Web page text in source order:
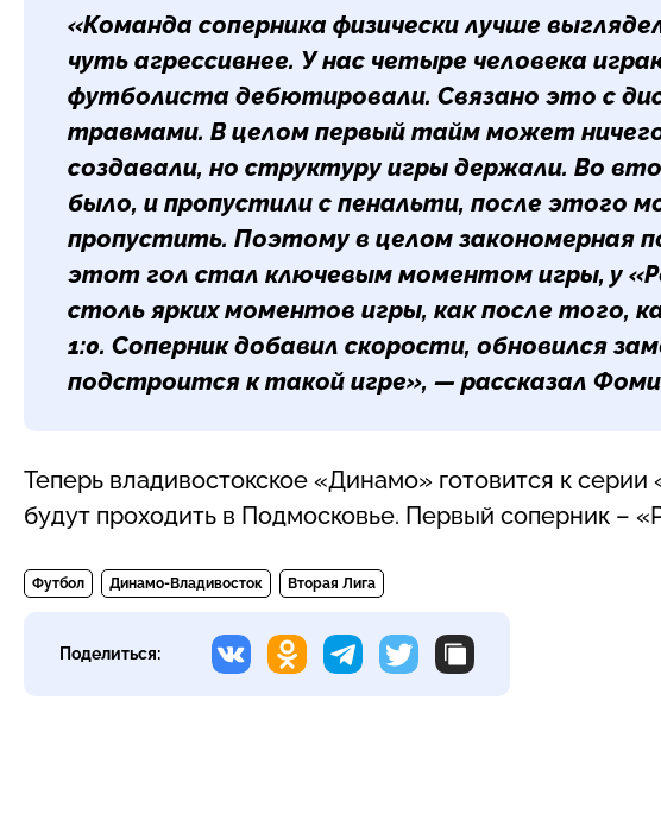
«Команда соперника физически лучше
чуть агрессивнее. У нас четыре человека
футболиста дебютировали. Связано это с
травмами. В целом первый тайм может
создавали, но структуру игры держали. Во
было, и пропустили с пенальти, после этого
пропустить. Поэтому в целом закономерная
этот гол стал ключевым моментом игры, у
столь ярких моментов игры, как после того,
1:0. Соперник добавил скорости, обновился
подстроится к такой игре», — рассказал
Теперь владивостокское «Динамо» готовится к
будут проходить в Подмосковье. Первый соперник –
Футбол Динамо-Владивосток Вторая Лига
Поделиться: